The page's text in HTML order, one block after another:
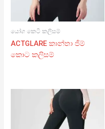
යෝග කෙටි කලිසම්
ACTGLARE කාන්තා ජිම්
කොට කලිසම්